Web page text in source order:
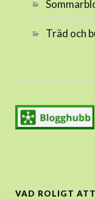
Träd och
VAD ROLIGT